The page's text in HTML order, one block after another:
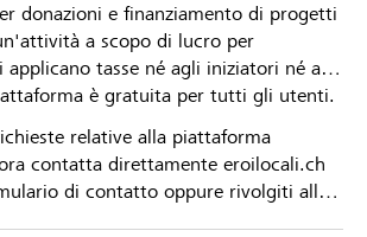
donazioni e finanziamento di progetti
a scopo di lucro per
applicano tasse né agli iniziatori né ai
è gratuita per tutti gli utenti.
relative alla piattaforma
contatta direttamente eroilocali.ch
di contatto oppure rivolgiti alla